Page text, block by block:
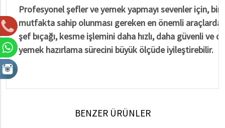
Profesyonel şefler ve yemek yapmayı sevenler için, bir
mutfakta sahip olunması gereken en önemli
şef bıçağı, kesme işlemini daha hızlı, daha güvenli ve
yemek hazırlama sürecini büyük ölçüde iyileştirebilir.
BENZER ÜRÜNLER